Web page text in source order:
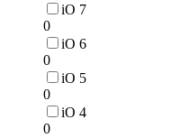
iO 7
0
iO 6
0
iO 5
0
iO 4
0